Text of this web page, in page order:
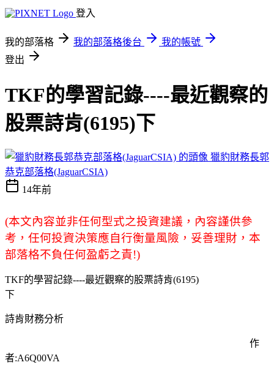
登入
我的部落格 我的部落格後台
我的帳號
登出
TKF的學習記錄----最近觀察的
股票詩肯(6195)下
獵豹財務長郭
恭克部落格(JaguarCSIA)
14年前
(本文內容並非任何型式之投資建議，內容謹供參
考，任何投資決策應自行衡量風險，妥善理財，本
部落格不負任何盈虧之責!)
TKF的學習記錄----最近觀察的股票詩肯(6195)
下
詩肯財務分析
作
者:A6Q00VA